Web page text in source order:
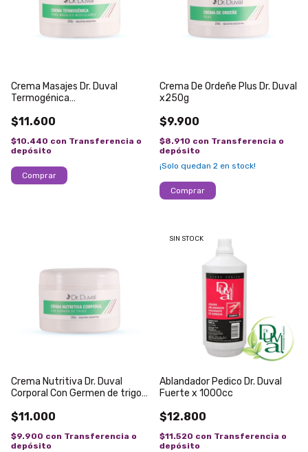
Crema Masajes Dr. Duval
Termogénica
$11.600
$10.440 con Transferencia o
depósito
Crema De Ordeñe Plus Dr. Duval
x250g
$9.900
$8.910 con Transferencia o
depósito
¡Solo quedan 2 en stock!
Crema Nutritiva Dr. Duval
Corporal Con Germen de trigo
$11.000
$9.900 con Transferencia o
depósito
SIN STOCK
Ablandador Pedico Dr. Duval
Fuerte x 1000cc
$12.800
$11.520 con Transferencia o
depósito